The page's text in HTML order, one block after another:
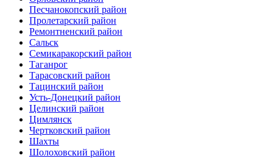
Песчанокопский район
Пролетарский район
Ремонтненский район
Сальск
Семикаракорский район
Таганрог
Тарасовский район
Тацинский район
Усть-Донецкий район
Целинский район
Цимлянск
Чертковский район
Шахты
Шолоховский район